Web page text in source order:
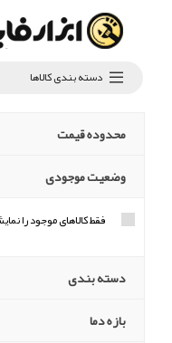
دسته بندی کالاها
محدوده قیمت
وضعیت موجودی
فقط کالاهای موجود را
دسته بندی
بازه دما